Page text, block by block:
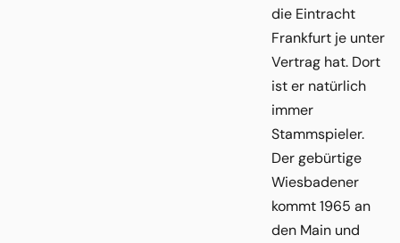
die Eintracht
Frankfurt je unter
Vertrag hat. Dort
ist er natürlich
immer
Stammspieler.
Der gebürtige
Wiesbadener
kommt 1965 an
den Main und